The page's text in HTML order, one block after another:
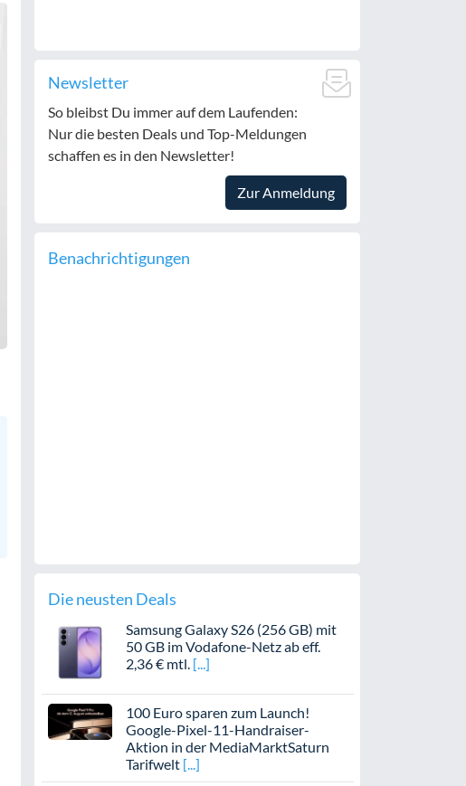
Newsletter
So bleibst Du immer auf dem Laufenden:
Nur die besten Deals und Top-Meldungen
schaffen es in den Newsletter!
Zur Anmeldung
Benachrichtigungen
Die neusten Deals
Samsung Galaxy S26 (256 GB) mit
50 GB im Vodafone-Netz ab eff.
2,36 € mtl.
100 Euro sparen zum Launch!
Google-Pixel-11-Handraiser-
Aktion in der MediaMarktSaturn
Tarifwelt